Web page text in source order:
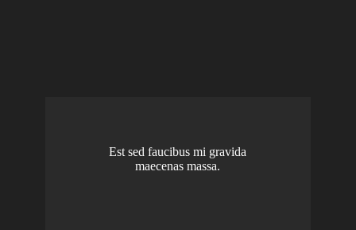
Est sed faucibus mi gravida
maecenas massa.